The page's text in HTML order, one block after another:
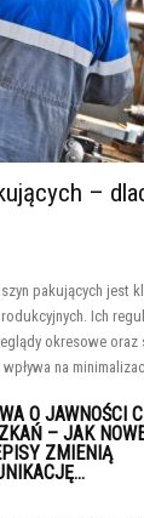
–
pakujących jest
Ich
okresowe oraz
na
O JAWNOŚCI
– JAK
ZMIENIĄ